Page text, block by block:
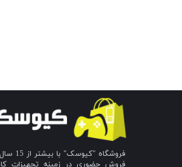
فروشگاه
فروش حضوری در زمینه تجهیزات